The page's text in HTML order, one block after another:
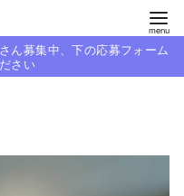
ん募集中、下の応募フォーム
さい